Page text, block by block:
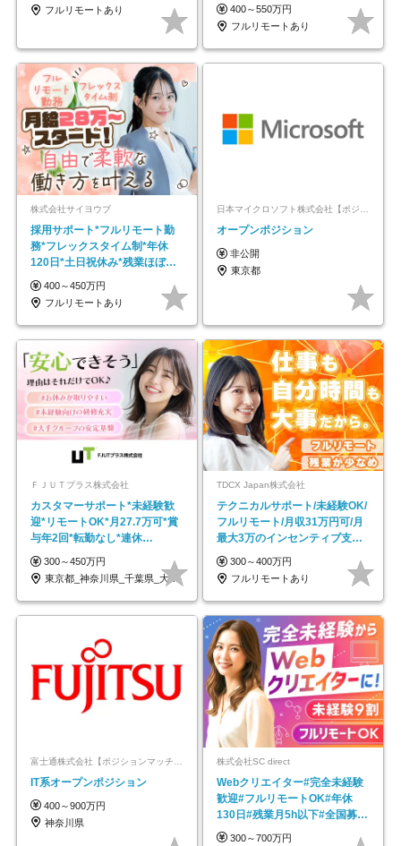
フルリモートあり
400～550万円
フルリモートあり
株式会社サイヨウブ
採用サポート*フルリモート勤
務*フレックスタイム制*年休
120日*土日祝休み*残業ほぼな
し*育児中社員8割以上
400～450万円
フルリモートあり
オープンポジション
非公開
東京都
ＦＪＵＴプラス株式会社
カスタマーサポート*未経験歓
迎*リモートOK*月27.7万可*賞
与年2回*転勤なし*連休
OK/ZE010232
300～450万円
東京都_神奈川県_千葉県_大阪府_愛知県…
TDCX Japan株式会社
テクニカルサポート/未経験OK/
フルリモート/月収31万円可/月
最大3万のインセンティブ支給/
平均年齢33歳
300～400万円
フルリモートあり
IT系オープンポジション
400～900万円
神奈川県
株式会社SC direct
Webクリエイター#完全未経験
歓迎#フルリモートOK#年休
130日#残業月5h以下#全国募集
#最大1年の研修
300～700万円